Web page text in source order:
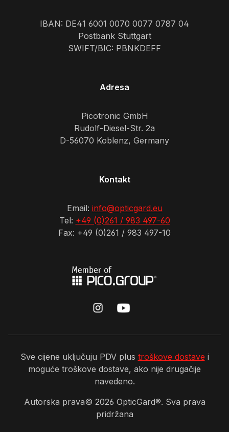
IBAN: DE41 6001 0070 0077 0787 04
Postbank Stuttgart
SWIFT/BIC: PBNKDEFF
Adresa
Picotronic GmbH
Rudolf-Diesel-Str. 2a
D-56070 Koblenz, Germany
Kontakt
Email: info@opticgard.eu
Tel: +49 (0)261 / 983 497-60
Fax: +49 (0)261 / 983 497-10
Sve cijene uključuju PDV plus troškove dostave i
moguće troškove dostave, ako nije drugačije
navedeno.
Autorska prava© 2026 OpticGard®. Sva prava
pridržana